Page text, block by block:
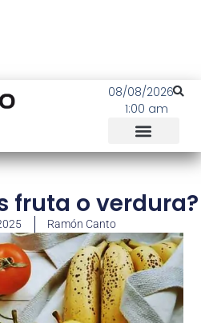
08/08/2026
1:00 am
fruta o verdura?
Ramón Canto